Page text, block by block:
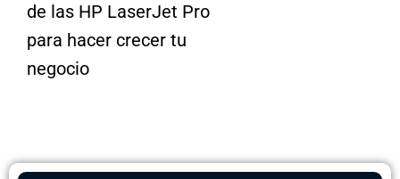
de las HP LaserJet Pro
para hacer crecer tu
negocio